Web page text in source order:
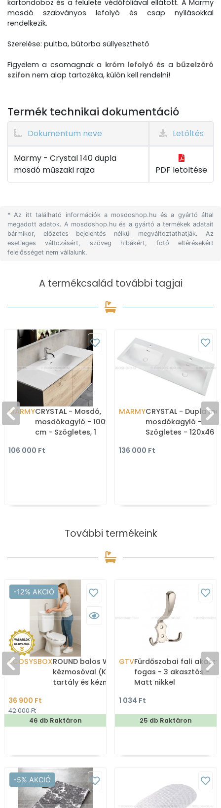
kartondoboz és a felülete védőfóliával ellátott. A Marmy
mosdó szabványos lefolyó és csap nyílásokkal
rendelkezik.
Szerelése: pultba, bútorba süllyeszthető
Figyelem a csomagnak a króm lefolyó és a bűzelzáró
szifon nem alap tartozéka, külön kell rendelni!
Termék technikai dokumentáció
Dokumentum neve Letöltés
Marmy - Crystal 140 dupla
mosdó műszaki rajza
PDF letöltése
* Az itt található információk a mosdoshop.hu és a gyártó által
megadott adatok. A mosdoshop.hu és a gyártó a termékek adatait
bármikor, előzetes bejelentés nélkül megváltoztathatják. Az
esetleges változásért, szöveg hibákért, fotó eltérésekért
felelősséget nem vállalunk.
A termékcsalád további tagjai
MARMYCRYSTAL - Mosdó,
mosdókagyló - 100x46
cm - Szögletes, 1
bútorba süllyeszthető
106 000 Ft
MARMYCRYSTAL - Dupla
mosdókagyló -
Szögletes - 120x46
süllyeszthető
136 000 Ft
További termékeink
-12% AKCIÓ
ECOSYSBOXROUND balos WC tartály
kézmosóval (Kombi WC
tartály és kézmosó)
36 900 Ft
42 000 Ft
46 db Raktáron
GTVFürdőszobai fali
fogas - 3 akasztós -
Matt nikkel
1 034 Ft
25 db Raktáron
-5% AKCIÓ